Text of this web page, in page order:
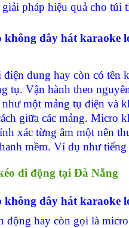
pháp hiệu quả cho túi
dây hát karaoke
dung hay còn có tên
tụ. Vận hành theo
một mảng tụ điện và
giữa các mảng. Micro
xác từng âm một nên
mềm. Ví dụ như
di động tại Đà Nẵng
dây hát karaoke
hay còn gọi là